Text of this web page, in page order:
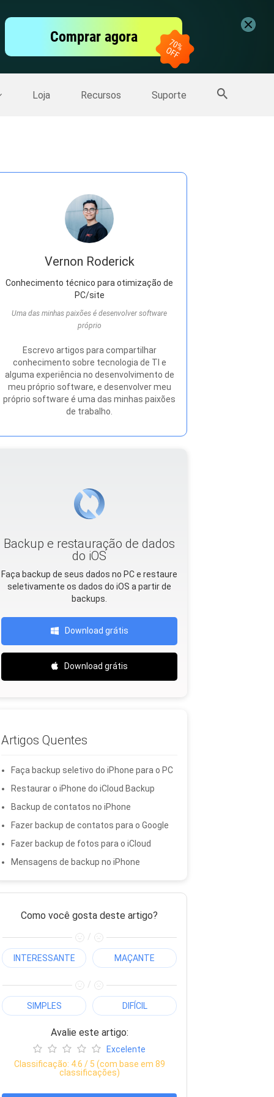
Comprar agora
Loja Recursos Suporte
Mais Produtos
Vernon Roderick
Conhecimento técnico para otimização de
PC/site
Uma das minhas paixões é desenvolver software
próprio
Escrevo artigos para compartilhar
conhecimento sobre tecnologia de TI e
alguma experiência no desenvolvimento de
meu próprio software, e desenvolver meu
próprio software é uma das minhas paixões
de trabalho.
Backup e restauração de dados
do iOS
Faça backup de seus dados no PC e restaure
seletivamente os dados do iOS a partir de
backups.
Download grátis
Download grátis
Artigos Quentes
Faça backup seletivo do iPhone para o PC
Restaurar o iPhone do iCloud Backup
Backup de contatos no iPhone
Fazer backup de contatos para o Google
Fazer backup de fotos para o iCloud
Mensagens de backup no iPhone
Como você gosta deste artigo?
/
INTERESSANTE MAÇANTE
/
SIMPLES DIFÍCIL
Avalie este artigo:
Excelente
Classificação: 4.6 / 5 (com base em 89
classificações)